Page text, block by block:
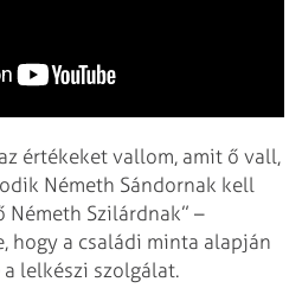
értékeket vallom, amit ő vall,
Németh Sándornak kell
Németh Szilárdnak” –
hogy a családi minta alapján
lelkészi szolgálat.